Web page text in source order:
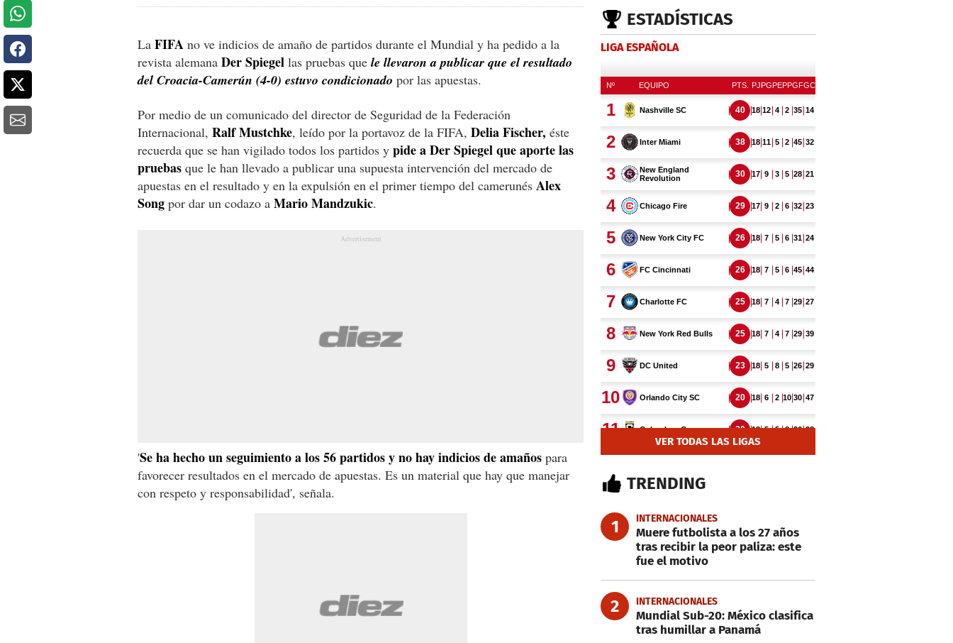
La FIFA no ve indicios de amaño de partidos durante el Mundial y ha pedido a la
revista alemana Der Spiegel las pruebas que le llevaron a publicar que el resultado
del Croacia-Camerún (4-0) estuvo condicionado por las apuestas.
Por medio de un comunicado del director de Seguridad de la Federación
Internacional, Ralf Mustchke, leído por la portavoz de la FIFA, Delia Fischer, éste
recuerda que se han vigilado todos los partidos y pide a Der Spiegel que aporte las
pruebas que le han llevado a publicar una supuesta intervención del mercado de
apuestas en el resultado y en la expulsión en el primer tiempo del camerunés Alex
Song por dar un codazo a Mario Mandzukic.
'Se ha hecho un seguimiento a los 56 partidos y no hay indicios de amaños para
favorecer resultados en el mercado de apuestas. Es un material que hay que manejar
con respeto y responsabilidad', señala.
ESTADÍSTICAS
LIGA ESPAÑOLA
VER TODAS LAS LIGAS
TRENDING
1 INTERNACIONALES
Muere futbolista a los 27 años
tras recibir la peor paliza: este
fue el motivo
2 INTERNACIONALES
Mundial Sub-20: México clasifica
tras humillar a Panamá